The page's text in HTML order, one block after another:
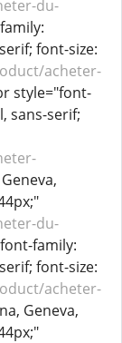
du-
font-size:
acheter-
style="font-
sans-serif;
du-
family:
font-size:
acheter-
Geneva,